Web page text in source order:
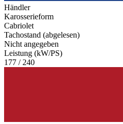
Händler
Karosserieform
Cabriolet
Tachostand (abgelesen)
Nicht angegeben
Leistung (kW/PS)
177 / 240